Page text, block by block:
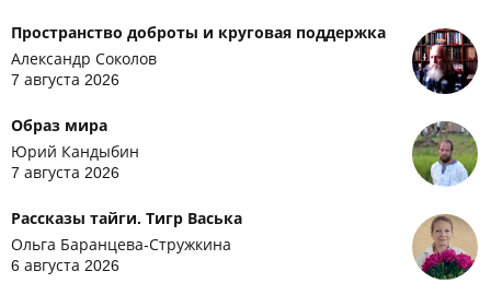
Пространство доброты и круговая поддержка
Александр Соколов
7 августа 2026
Образ мира
Юрий Кандыбин
7 августа 2026
Рассказы тайги. Тигр Васька
Ольга Баранцева-Стружкина
6 августа 2026